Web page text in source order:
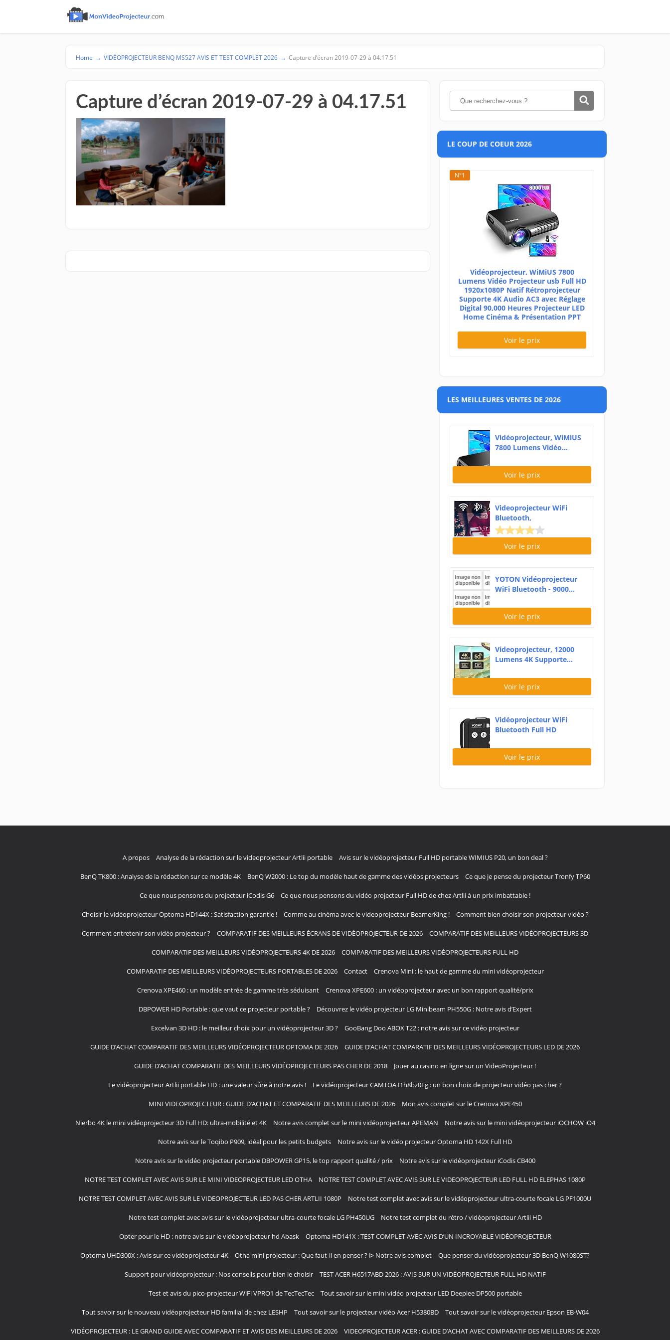
Home → VIDÉOPROJECTEUR BENQ MS527 AVIS ET TEST COMPLET 2026 → Capture d’écran 2019-07-29 à 04.17.51
Capture d’écran 2019-07-29 à 04.17.51
LE COUP DE COEUR 2026
N°1
Vidéoprojecteur, WiMiUS 7800
Lumens Vidéo Projecteur usb Full HD
1920x1080P Natif Rétroprojecteur
Supporte 4K Audio AC3 avec Réglage
Digital 90,000 Heures Projecteur LED
Home Cinéma & Présentation PPT
Voir le prix
LES MEILLEURES VENTES DE 2026
Vidéoprojecteur, WiMiUS
7800 Lumens Vidéo...
Voir le prix
Videoprojecteur WiFi
Bluetooth,
Retroprojecteur...
Voir le prix
YOTON Vidéoprojecteur
WiFi Bluetooth - 9000...
Voir le prix
Videoprojecteur, 12000
Lumens 4K Supporte...
Voir le prix
Vidéoprojecteur WiFi
Bluetooth Full HD
Voir le prix
A propos Analyse de la rédaction sur le videoprojecteur Artlii portable Avis sur le vidéoprojecteur Full HD portable WIMIUS P20, un bon deal ?
BenQ TK800 : Analyse de la rédaction sur ce modèle 4K BenQ W2000 : Le top du modèle haut de gamme des vidéos projecteurs Ce que je pense du projecteur Tronfy TP60
Ce que nous pensons du projecteur iCodis G6 Ce que nous pensons du vidéo projecteur Full HD de chez Artlii à un prix imbattable !
Choisir le vidéoprojecteur Optoma HD144X : Satisfaction garantie ! Comme au cinéma avec le videoprojecteur BeamerKing ! Comment bien choisir son projecteur vidéo ?
Comment entretenir son vidéo projecteur ? COMPARATIF DES MEILLEURS ÉCRANS DE VIDÉOPROJECTEUR DE 2026 COMPARATIF DES MEILLEURS VIDÉOPROJECTEURS 3D
COMPARATIF DES MEILLEURS VIDÉOPROJECTEURS 4K DE 2026 COMPARATIF DES MEILLEURS VIDÉOPROJECTEURS FULL HD
COMPARATIF DES MEILLEURS VIDÉOPROJECTEURS PORTABLES DE 2026 Contact Crenova Mini : le haut de gamme du mini vidéoprojecteur
Crenova XPE460 : un modèle entrée de gamme très séduisant Crenova XPE600 : un vidéoprojecteur avec un bon rapport qualité/prix
DBPOWER HD Portable : que vaut ce projecteur portable ? Découvrez le vidéo projecteur LG Minibeam PH550G : Notre avis d’Expert
Excelvan 3D HD : le meilleur choix pour un vidéoprojecteur 3D ? GooBang Doo ABOX T22 : notre avis sur ce vidéo projecteur
GUIDE D’ACHAT COMPARATIF DES MEILLEURS VIDÉOPROJECTEUR OPTOMA DE 2026 GUIDE D’ACHAT COMPARATIF DES MEILLEURS VIDÉOPROJECTEURS LED DE 2026
GUIDE D’ACHAT COMPARATIF DES MEILLEURS VIDÉOPROJECTEURS PAS CHER DE 2018 Jouer au casino en ligne sur un VideoProjecteur !
Le vidéoprojecteur Artlii portable HD : une valeur sûre à notre avis ! Le vidéoprojecteur CAMTOA I1h8bz0Fg : un bon choix de projecteur vidéo pas cher ?
MINI VIDEOPROJECTEUR : GUIDE D’ACHAT ET COMPARATIF DES MEILLEURS DE 2026 Mon avis complet sur le Crenova XPE450
Nierbo 4K le mini vidéoprojecteur 3D Full HD: ultra-mobilité et 4K Notre avis complet sur le mini vidéoprojecteur APEMAN Notre avis sur le mini vidéoprojecteur iOCHOW iO4
Notre avis sur le Toqibo P909, idéal pour les petits budgets Notre avis sur le vidéo projecteur Optoma HD 142X Full HD
Notre avis sur le vidéo projecteur portable DBPOWER GP15, le top rapport qualité / prix Notre avis sur le vidéoprojecteur iCodis CB400
NOTRE TEST COMPLET AVEC AVIS SUR LE MINI VIDEOPROJECTEUR LED OTHA NOTRE TEST COMPLET AVEC AVIS SUR LE VIDEOPROJECTEUR LED FULL HD ELEPHAS 1080P
NOTRE TEST COMPLET AVEC AVIS SUR LE VIDEOPROJECTEUR LED PAS CHER ARTLII 1080P Notre test complet avec avis sur le vidéoprojecteur ultra-courte focale LG PF1000U
Notre test complet avec avis sur le vidéoprojecteur ultra-courte focale LG PH450UG Notre test complet du rétro / vidéoprojecteur Artlii HD
Opter pour le HD : notre avis sur le vidéoprojecteur hd Abask Optoma HD141X : TEST COMPLET AVEC AVIS D’UN INCROYABLE VIDÉOPROJECTEUR
Optoma UHD300X : Avis sur ce vidéoprojecteur 4K Otha mini projecteur : Que faut-il en penser ? ᐅ Notre avis complet Que penser du vidéoprojecteur 3D BenQ W1080ST?
Support pour vidéoprojecteur : Nos conseils pour bien le choisir TEST ACER H6517ABD 2026 : AVIS SUR UN VIDÉOPROJECTEUR FULL HD NATIF
Test et avis du pico-projecteur WiFi VPRO1 de TecTecTec Tout savoir sur le mini vidéo projecteur LED Deeplee DP500 portable
Tout savoir sur le nouveau vidéoprojecteur HD familial de chez LESHP Tout savoir sur le projecteur vidéo Acer H5380BD Tout savoir sur le vidéoprojecteur Epson EB-W04
VIDÉOPROJECTEUR : LE GRAND GUIDE AVEC COMPARATIF ET AVIS DES MEILLEURS DE 2026 VIDEOPROJECTEUR ACER : GUIDE D’ACHAT AVEC COMPARATIF DES MEILLEURS DE 2026